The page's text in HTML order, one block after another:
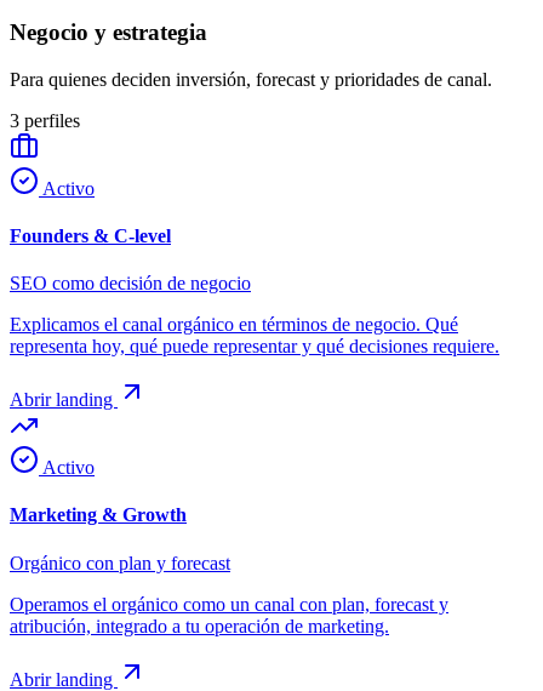
Negocio y estrategia
Para quienes deciden inversión, forecast y prioridades de canal.
3 perfiles
Activo
Founders & C-level
SEO como decisión de negocio
Explicamos el canal orgánico en términos de negocio. Qué
representa hoy, qué puede representar y qué decisiones requiere.
Abrir landing
Activo
Marketing & Growth
Orgánico con plan y forecast
Operamos el orgánico como un canal con plan, forecast y
atribución, integrado a tu operación de marketing.
Abrir landing